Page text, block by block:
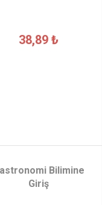
38,89 ₺
Bilimine
Giriş